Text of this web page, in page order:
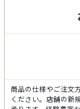
商品の仕様やご注文
ください。店舗の新